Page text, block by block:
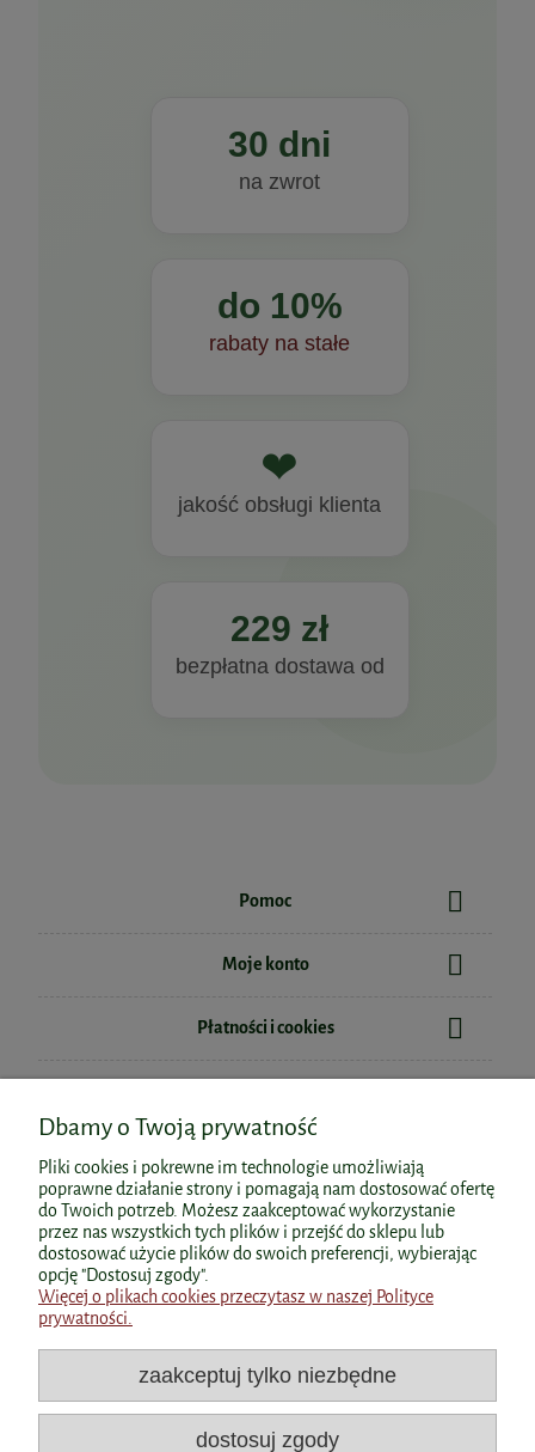
30 dni
na zwrot
do 10%
rabaty na stałe
❤
jakość obsługi klienta
229 zł
bezpłatna dostawa od
Pomoc
Moje konto
Płatności i cookies
O nas
Polecane kategorie
Popularne kategorie
Dbamy o Twoją prywatność
Pliki cookies i pokrewne im technologie umożliwiają
poprawne działanie strony i pomagają nam dostosować ofertę
do Twoich potrzeb. Możesz zaakceptować wykorzystanie
przez nas wszystkich tych plików i przejść do sklepu lub
dostosować użycie plików do swoich preferencji, wybierając
opcję "Dostosuj zgody".
Więcej o plikach cookies przeczytasz w naszej Polityce
prywatności.
zaakceptuj tylko niezbędne
dostosuj zgody